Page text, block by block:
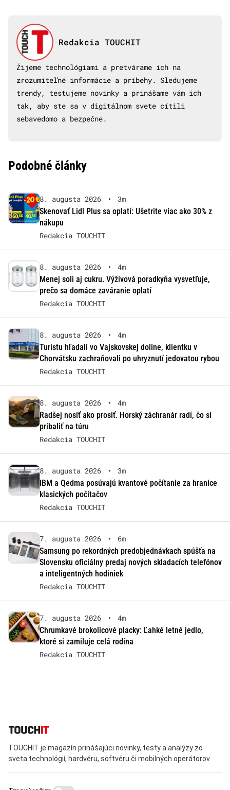
Redakcia TOUCHIT
Žijeme technológiami a pretvárame ich na
zrozumiteľné informácie a príbehy. Sledujeme
trendy, testujeme novinky a prinášame vám ich
tak, aby ste sa v digitálnom svete cítili
sebavedomo a bezpečne.
Podobné články
8. augusta 2026 •
3m
Skenovať Lidl Plus sa oplatí: Ušetrite viac ako 30% z
nákupu
Redakcia TOUCHIT
8. augusta 2026 •
4m
Menej soli aj cukru. Výživová poradkyňa vysvetľuje,
prečo sa domáce zaváranie oplatí
Redakcia TOUCHIT
8. augusta 2026 •
4m
Turistu hľadali vo Vajskovskej doline, klientku v
Chorvátsku zachraňovali po uhryznutí jedovatou rybou
Redakcia TOUCHIT
8. augusta 2026 •
4m
Radšej nosiť ako prosiť. Horský záchranár radí, čo si
pribaliť na túru
Redakcia TOUCHIT
8. augusta 2026 •
3m
IBM a Qedma posúvajú kvantové počítanie za hranice
klasických počítačov
Redakcia TOUCHIT
7. augusta 2026 •
6m
Samsung po rekordných predobjednávkach spúšťa na
Slovensku oficiálny predaj nových skladacích telefónov
a inteligentných hodiniek
Redakcia TOUCHIT
7. augusta 2026 •
4m
Chrumkavé brokolicové placky: Ľahké letné jedlo,
ktoré si zamiluje celá rodina
Redakcia TOUCHIT
TOUCHIT je magazín prinášajúci novinky, testy a analýzy zo
sveta technológií, hardvéru, softvéru či mobilných operátorov.